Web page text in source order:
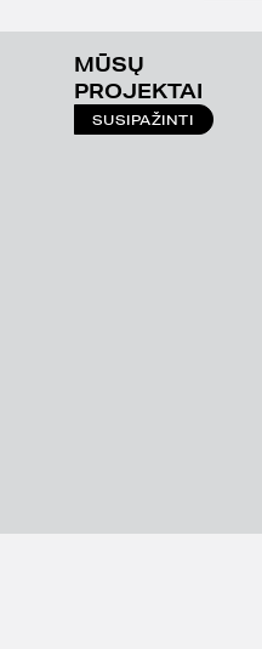
MŪSŲ
PROJEKTAI
SUSIPAŽINTI